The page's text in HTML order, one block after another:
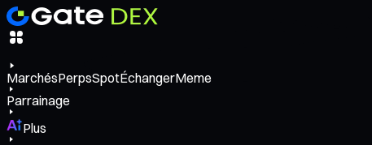
MarchésPerpsSpotÉchangerMeme
Parrainage
Plus